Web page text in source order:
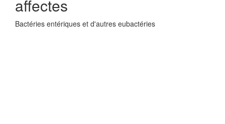
affectes
Bactéries entériques et d'autres eubactéries